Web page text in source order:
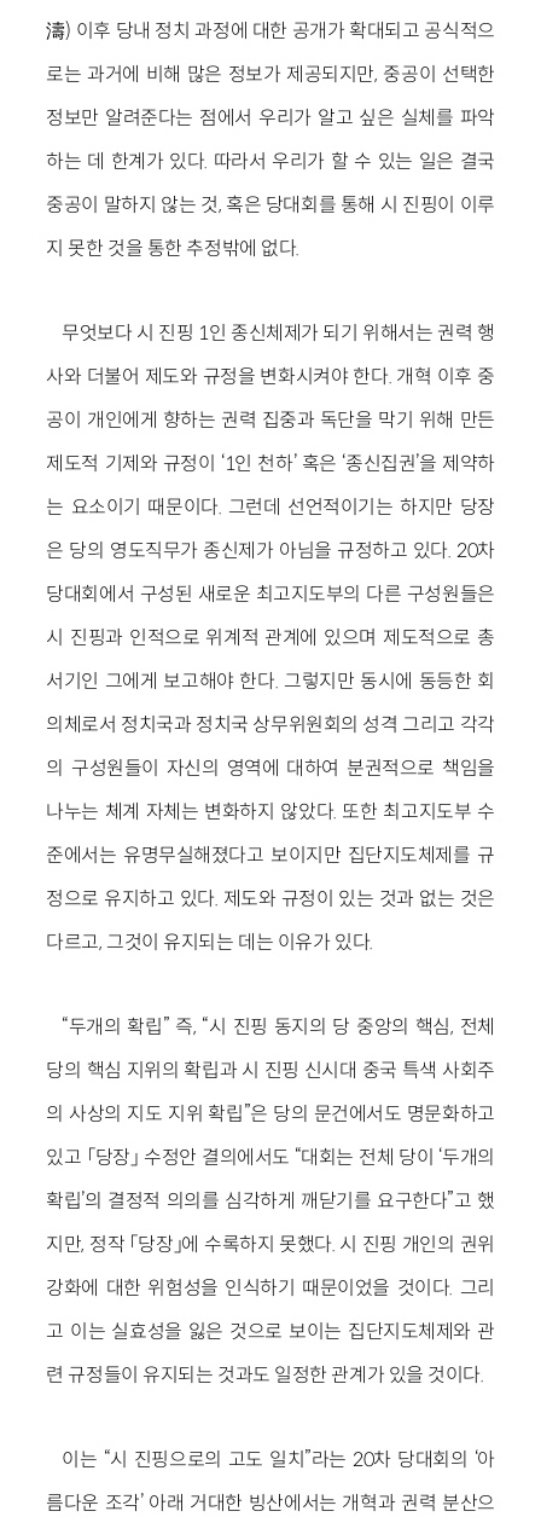
濤) 이후 당내 정치 과정에 대한 공개가 확대되고 공식적으
로는 과거에 비해 많은 정보가 제공되지만, 중공이 선택한
정보만 알려준다는 점에서 우리가 알고 싶은 실체를 파악
하는 데 한계가 있다. 따라서 우리가 할 수 있는 일은 결국
중공이 말하지 않는 것, 혹은 당대회를 통해 시 진핑이 이루
지 못한 것을 통한 추정밖에 없다.
무엇보다 시 진핑 1인 종신체제가 되기 위해서는 권력 행
사와 더불어 제도와 규정을 변화시켜야 한다. 개혁 이후 중
공이 개인에게 향하는 권력 집중과 독단을 막기 위해 만든
제도적 기제와 규정이 ‘1인 천하’ 혹은 ‘종신집권’을 제약하
는 요소이기 때문이다. 그런데 선언적이기는 하지만 당장
은 당의 영도직무가 종신제가 아님을 규정하고 있다. 20차
당대회에서 구성된 새로운 최고지도부의 다른 구성원들은
시 진핑과 인적으로 위계적 관계에 있으며 제도적으로 총
서기인 그에게 보고해야 한다. 그렇지만 동시에 동등한 회
의체로서 정치국과 정치국 상무위원회의 성격 그리고 각각
의 구성원들이 자신의 영역에 대하여 분권적으로 책임을
나누는 체계 자체는 변화하지 않았다. 또한 최고지도부 수
준에서는 유명무실해졌다고 보이지만 집단지도체제를 규
정으로 유지하고 있다. 제도와 규정이 있는 것과 없는 것은
다르고, 그것이 유지되는 데는 이유가 있다.
“두개의 확립” 즉, “시 진핑 동지의 당 중앙의 핵심, 전체
당의 핵심 지위의 확립과 시 진핑 신시대 중국 특색 사회주
의 사상의 지도 지위 확립”은 당의 문건에서도 명문화하고
있고 「당장」 수정안 결의에서도 “대회는 전체 당이 ‘두개의
확립’의 결정적 의의를 심각하게 깨닫기를 요구한다”고 했
지만, 정작 「당장」에 수록하지 못했다. 시 진핑 개인의 권위
강화에 대한 위험성을 인식하기 때문이었을 것이다. 그리
고 이는 실효성을 잃은 것으로 보이는 집단지도체제와 관
련 규정들이 유지되는 것과도 일정한 관계가 있을 것이다.
이는 “시 진핑으로의 고도 일치”라는 20차 당대회의 ‘아
름다운 조각’ 아래 거대한 빙산에서는 개혁과 권력 분산으